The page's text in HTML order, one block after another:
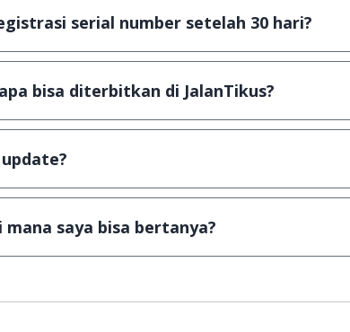
serial number setelah 30 hari?
& games yang dibagikan secara
bisa diterbitkan di JalanTikus?
dengan menyertakan Nama Aplikasi/Games,
hingga saat ini kita masih melakukan
saya bisa bertanya?
masuk. Kirim pertanyaan kamu ke